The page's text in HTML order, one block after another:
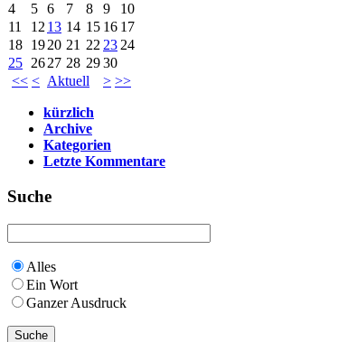
<< < Aktuell > >>
4
5 6 7 8 9
10
11
12 13 14 15 16 17
18 1920 21 22 23 24
25 2627 28 2930
kürzlich
Archive
Kategorien
Letzte Kommentare
Suche
Alles
Ein Wort
Ganzer Ausdruck